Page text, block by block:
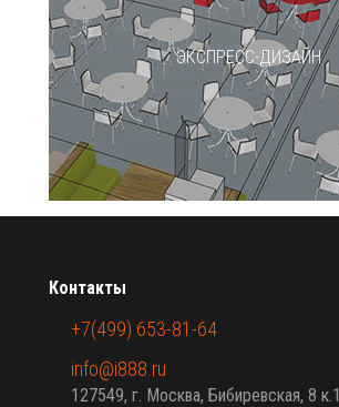
ЭКСПРЕСС-ДИЗАЙН
Контакты
+7(499) 653-81-64
info@i888.ru
127549, г. Москва, Бибиревская, 8 к.1